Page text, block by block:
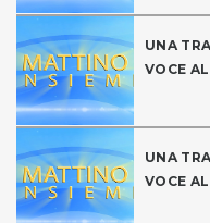
UNA
VOCE
UNA
VOCE